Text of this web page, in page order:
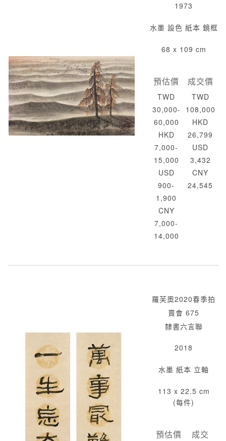
1973
水墨 設色 紙本 鏡框
68 x 109 cm
預估價
TWD
30,000-
60,000
HKD
7,000-
15,000
USD
900-
1,900
CNY
7,000-
14,000
成交價
TWD
108,000
HKD
26,799
USD
3,432
CNY
24,545
羅芙奧2020春季拍
賣會 675
隸書六言聯
2018
水墨 紙本 立軸
113 x 22.5 cm
(每件)
預估價
成交